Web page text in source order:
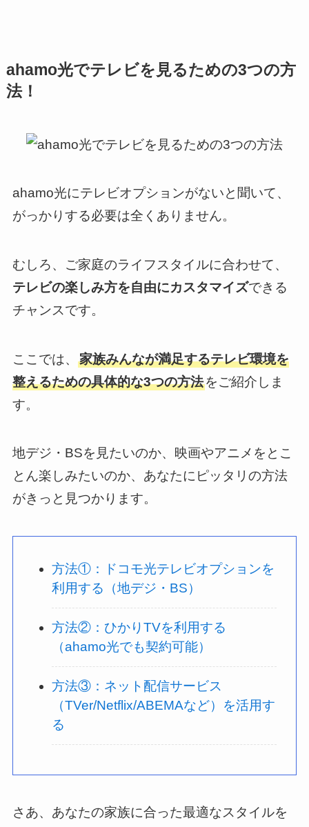
ahamo光でテレビを見るための3つの方
法！
ahamo光にテレビオプションがないと聞いて、
がっかりする必要は全くありません。
むしろ、ご家庭のライフスタイルに合わせて、
テレビの楽しみ方を自由にカスタマイズできる
チャンスです。
ここでは、 家族みんなが満足するテレビ環境を
整えるための具体的な3つの方法をご紹介しま
す。
地デジ・BSを見たいのか、映画やアニメをとこ
とん楽しみたいのか、あなたにピッタリの方法
がきっと見つかります。
方法①：ドコモ光テレビオプションを
利用する（地デジ・BS）
方法②：ひかりTVを利用する
（ahamo光でも契約可能）
方法③：ネット配信サービス
（TVer/Netflix/ABEMAなど）を活用す
る
さあ、あなたの家族に合った最適なスタイルを